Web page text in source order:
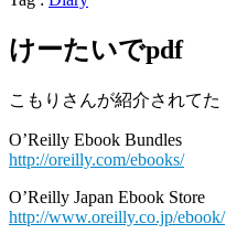
けーたいでpdf
こもりさんが紹介されてた
O’Reilly Ebook Bundles
http://oreilly.com/ebooks/
O’Reilly Japan Ebook Store
http://www.oreilly.co.jp/ebook/